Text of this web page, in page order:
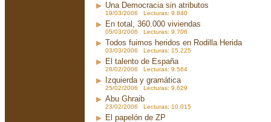
Una Democracia sin atributos
19/03/2006 Lecturas: 9.840
En total, 360.000 viviendas
05/03/2006 Lecturas: 9.706
Todos fuimos heridos en Rodilla Herida
03/03/2006 Lecturas: 15.225
El talento de España
28/02/2006 Lecturas: 9.564
Izquierda y gramática
25/02/2006 Lecturas: 9.629
Abu Ghraib
23/02/2006 Lecturas: 10.015
El papelón de ZP